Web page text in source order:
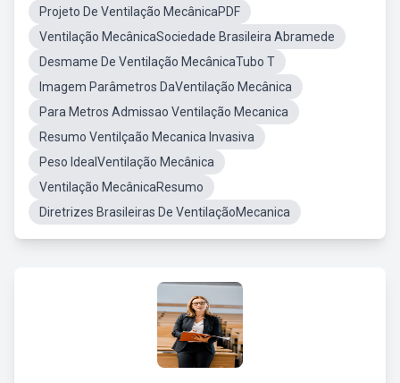
Projeto De Ventilação MecânicaPDF
Ventilação MecânicaSociedade Brasileira Abramede
Desmame De Ventilação MecânicaTubo T
Imagem Parâmetros DaVentilação Mecânica
Para Metros Admissao Ventilação Mecanica
Resumo Ventilçaão Mecanica Invasiva
Peso IdealVentilação Mecânica
Ventilação MecânicaResumo
Diretrizes Brasileiras De VentilaçãoMecanica